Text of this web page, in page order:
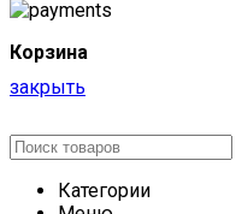
Корзина
закрыть
Категории